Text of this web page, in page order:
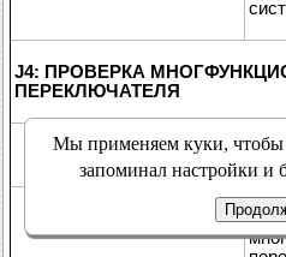
J4: ПРОВЕРКА
ПЕРЕКЛЮЧАТЕЛЯ
1
2
Мы применяем куки, чтобы
запоминал настройки и